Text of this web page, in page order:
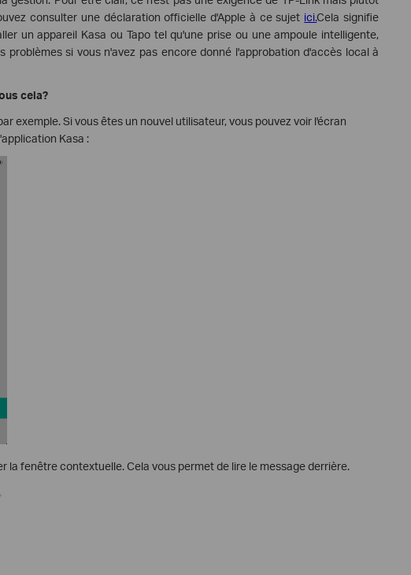
consulter une déclaration officielle d'Apple à ce sujet ici.Cela signifie
un appareil Kasa ou Tapo tel qu'une prise ou une ampoule intelligente,
problèmes si vous n'avez pas encore donné l'approbation d'accès local à
cela?
exemple. Si vous êtes un nouvel utilisateur, vous pouvez voir l'écran
Kasa :
la fenêtre contextuelle. Cela vous permet de lire le message derrière.